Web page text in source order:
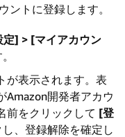
ントに登録します。
定] > [マイアカウン
が表示されます。表
Amazon開発者アカウ
前をクリックして [登
、登録解除を確定し